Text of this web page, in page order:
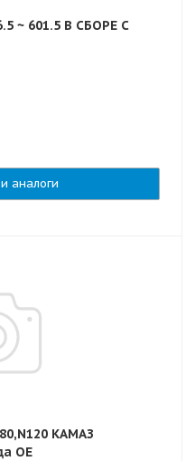
~ 601.5 В СБОРЕ С
аналоги
КАМАЗ
OE